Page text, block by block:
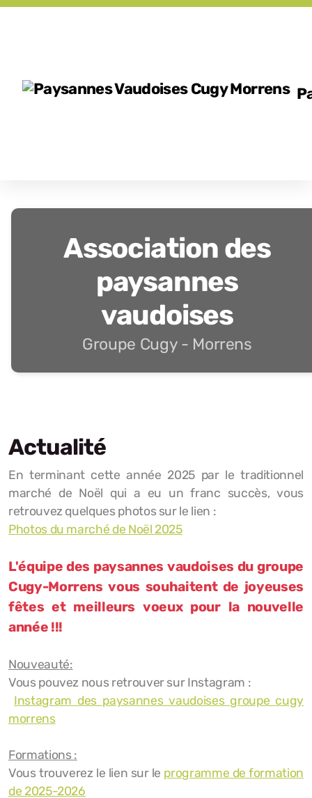
Association des
paysannes
vaudoises
Groupe Cugy - Morrens
Actualité
En terminant cette année 2025 par le traditionnel
marché de Noël qui a eu un franc succès, vous
retrouvez quelques photos sur le lien :
Photos du marché de Noël 2025
L'équipe des paysannes vaudoises du groupe
Cugy-Morrens vous souhaitent de joyeuses
fêtes et meilleurs voeux pour la nouvelle
année !!!
Nouveauté:
Vous pouvez nous retrouver sur Instagram :
Instagram des paysannes vaudoises groupe cugy
morrens
Formations :
Vous trouverez le lien sur le programme de formation
de 2025-2026